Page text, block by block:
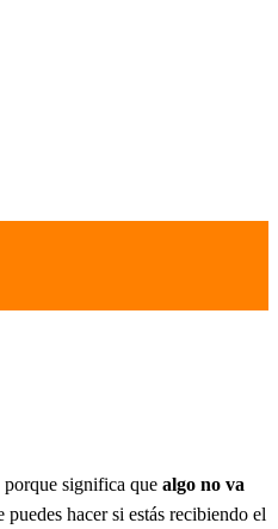
porque significa que algo no va
hacer si estás recibiendo el